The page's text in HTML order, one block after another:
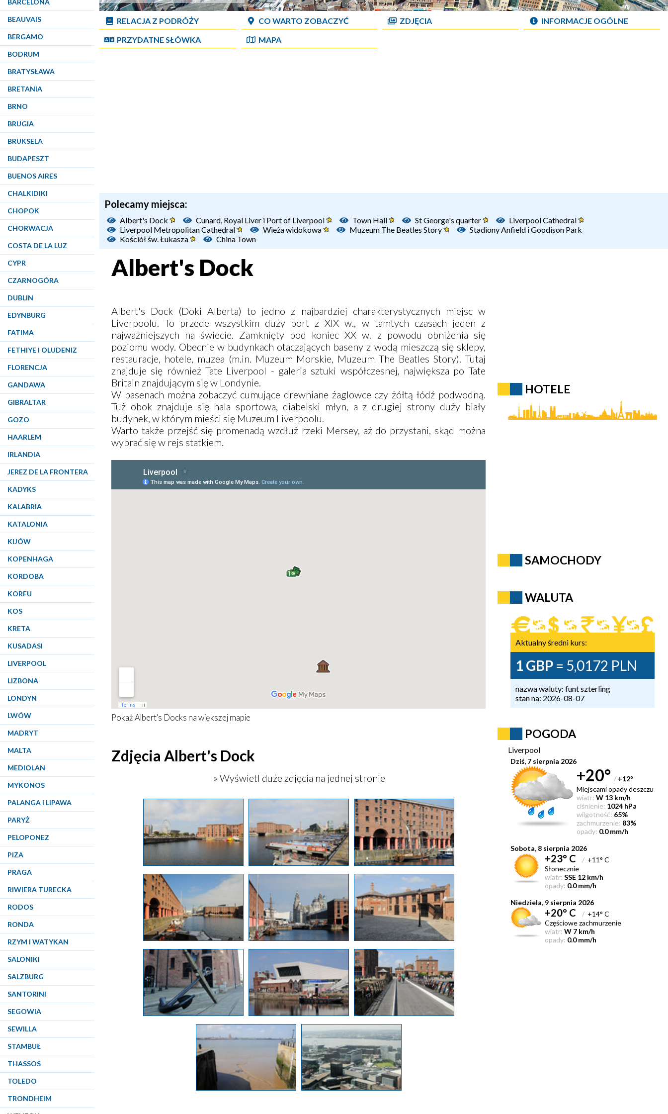
BARCELONA
BEAUVAIS
BERGAMO
BODRUM
BRATYSŁAWA
BRETANIA
BRNO
BRUGIA
BRUKSELA
BUDAPESZT
BUENOS AIRES
CHALKIDIKI
CHOPOK
CHORWACJA
COSTA DE LA LUZ
CYPR
CZARNOGÓRA
DUBLIN
EDYNBURG
FATIMA
FETHIYE I OLUDENIZ
FLORENCJA
GANDAWA
GIBRALTAR
GOZO
HAARLEM
IRLANDIA
JEREZ DE LA FRONTERA
KADYKS
KALABRIA
KATALONIA
KIJÓW
KOPENHAGA
KORDOBA
KORFU
KOS
KRETA
KUSADASI
LIVERPOOL
LIZBONA
LONDYN
LWÓW
MADRYT
MALTA
MEDIOLAN
MYKONOS
PALANGA I LIPAWA
PARYŻ
PELOPONEZ
PIZA
PRAGA
RIWIERA TURECKA
RODOS
RONDA
RZYM I WATYKAN
SALONIKI
SALZBURG
SANTORINI
SEGOWIA
SEWILLA
STAMBUŁ
THASSOS
TOLEDO
TRONDHEIM
RELACJA Z PODRÓŻY CO WARTO ZOBACZYĆ ZDJĘCIA
INFORMACJE OGÓLNE
PRZYDATNE SŁÓWKA
MAPA
Polecamy miejsca:
Albert's Dock Cunard, Royal Liver i Port of Liverpool Town Hall St George's quarter
Liverpool Cathedral
Liverpool Metropolitan Cathedral
Wieża widokowa Muzeum The Beatles Story
Stadiony Anfield i Goodison Park
Kościół św. Łukasza
China Town
Albert's Dock
Albert's Dock (Doki Alberta) to jedno z najbardziej charakterystycznych miejsc w
Liverpoolu. To przede wszystkim duży port z XIX w., w tamtych czasach jeden z
najważniejszych na świecie. Zamknięty pod koniec XX w. z powodu obniżenia się
poziomu wody. Obecnie w budynkach otaczających baseny z wodą mieszczą się sklepy,
restauracje, hotele, muzea (m.in. Muzeum Morskie, Muzeum The Beatles Story). Tutaj
znajduje się również Tate Liverpool - galeria sztuki współczesnej, największa po Tate
Britain znajdującym się w Londynie.
W basenach można zobaczyć cumujące drewniane żaglowce czy żółtą łódź podwodną.
Tuż obok znajduje się hala sportowa, diabelski młyn, a z drugiej strony duży biały
budynek, w którym mieści się Muzeum Liverpoolu.
Warto także przejść się promenadą wzdłuż rzeki Mersey, aż do przystani, skąd można
wybrać się w rejs statkiem.
PokażAlbert's Docks na większej mapie
Zdjęcia Albert's Dock
» Wyświetl duże zdjęcia na jednej stronie
HOTELE
SAMOCHODY
WALUTA
Aktualny średni kurs:
1 GBP = 5,0172 PLN
nazwa waluty: funt szterling
stan na: 2026-08-07
POGODA
Liverpool
Dziś, 7 sierpnia 2026
+20° / +12°
Miejscami opady deszczu
wiatr: W 13 km/h
ciśnienie: 1024 hPa
wilgotność: 65%
zachmurzenie: 83%
opady: 0.0 mm/h
Sobota, 8 sierpnia 2026
+23° C / +11° C
Słonecznie
wiatr: SSE 12 km/h
opady: 0.0 mm/h
Niedziela, 9 sierpnia 2026
+20° C / +14° C
Częściowe zachmurzenie
wiatr: W 7 km/h
opady: 0.0 mm/h